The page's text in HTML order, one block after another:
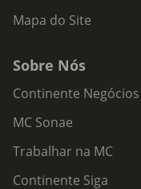
Mapa do Site
Sobre Nós
Continente Negócios
MC Sonae
Trabalhar na MC
Continente Siga